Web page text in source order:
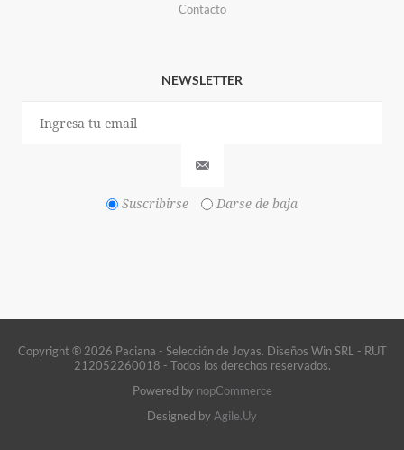
Contacto
NEWSLETTER
Suscribirse Darse de baja
Copyright ® 2026 Paciana - Selección de Joyas. Diseños Win SRL - RUT
212052260018 - Todos los derechos reservados.
Powered by nopCommerce
Designed byAgile.Uy